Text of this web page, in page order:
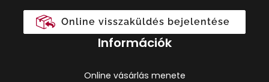
Online visszaküldés bejelentése
Információk
Online vásárlás menete